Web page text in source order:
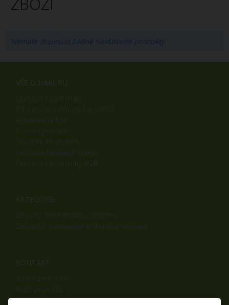
Nemáte doposud žádné navštívené produkty.
VŠE O NÁKUPU
KATEGORIE
KONTAKT
542 32, Úpice